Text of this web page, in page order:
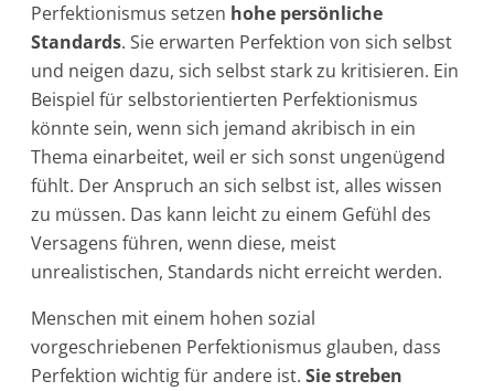
Perfektionismus setzen hohe persönliche
Standards. Sie erwarten Perfektion von sich selbst
und neigen dazu, sich selbst stark zu kritisieren. Ein
Beispiel für selbstorientierten Perfektionismus
könnte sein, wenn sich jemand akribisch in ein
Thema einarbeitet, weil er sich sonst ungenügend
fühlt. Der Anspruch an sich selbst ist, alles wissen
zu müssen. Das kann leicht zu einem Gefühl des
Versagens führen, wenn diese, meist
unrealistischen, Standards nicht erreicht werden.
Menschen mit einem hohen sozial
vorgeschriebenen Perfektionismus glauben, dass
Perfektion wichtig für andere ist. Sie streben